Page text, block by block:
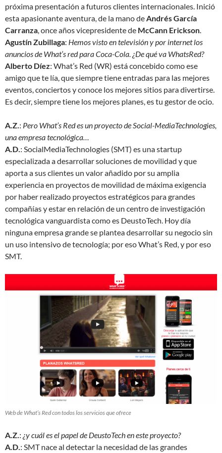
próxima presentación a futuros clientes internacionales. Inició
esta apasionante aventura, de la mano deAndrés García
Carranza, once años vicepresidente de McCann Erickson.
Agustín Zubillaga: Hemos visto en televisión y por internet los
anuncios de What’s red para Coca-Cola. ¿De qué va WhatsRed?
Alberto Díez: What’s Red (WR) está concebido como ese
amigo que te lía, que siempre tiene entradas para las mejores
eventos, conciertos y conoce los mejores sitios para divertirse.
Es decir, siempre tiene los mejores planes, es tu gestor de ocio.
A.Z.: Pero What’s Red es un proyecto de Social-MediaTechnologies,
una empresa tecnológica…
A.D.: SocialMediaTechnologies (SMT) es una startup
especializada a desarrollar soluciones de movilidad y que
aporta a sus clientes un valor añadido por su amplia
experiencia en proyectos de movilidad de máxima exigencia
por haber realizado proyectos estratégicos para grandes
compañías y estar en relación de un centro de investigación
tecnológica vanguardista como es DeustoTech. Hoy día
ninguna empresa grande se plantea desarrollar su negocio sin
un uso intensivo de tecnología; por eso What’s Red, y por eso
SMT.
Web de What’s Red con todos los servicios que ofrece
A.Z. : ¿y cuál es el papel de DeustoTech en este proyecto?
A.D. : SMT nace al detectar la necesidad de las grandes